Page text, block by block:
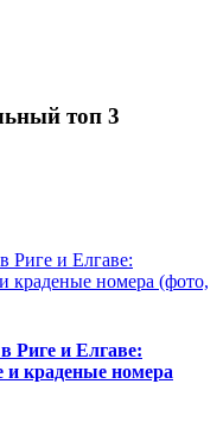
топ 3
Риге и Елгаве:
и краденые номера